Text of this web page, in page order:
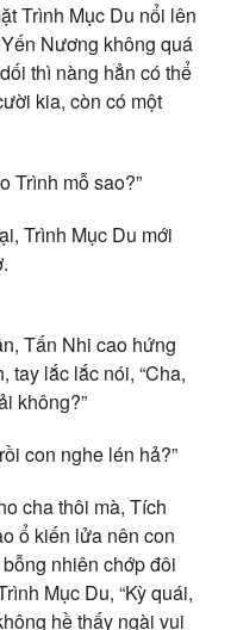
Trình Mục Du nổi lên
Nương không quá
thì nàng hẳn có thể
kia, còn có một
Trình mỗ sao?”
Trình Mục Du mới
Tấn Nhi cao hứng
tay lắc lắc nói, “Cha,
không?”
con nghe lén hả?”
cha thôi mà, Tích
ổ kiến lửa nên con
nhiên chớp đôi
Mục Du, “Kỳ quái,
hề thấy ngài vui